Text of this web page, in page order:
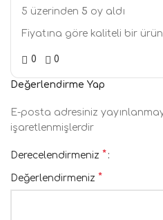
5 üzerinden 5 oy aldı
Fiyatına göre kaliteli bir
0 0
Değerlendirme Yap
E-posta adresiniz
işaretlenmişlerdir
Derecelendirmeniz *
Değerlendirmeniz *